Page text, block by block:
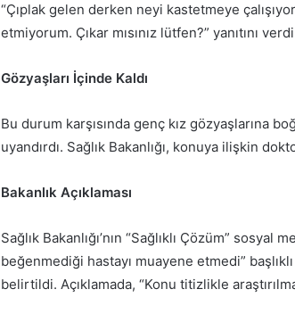
“Çıplak gelen derken neyi kastetmeye
etmiyorum. Çıkar mısınız lütfen?” yanıtını
Gözyaşları İçinde Kaldı
Bu durum karşısında genç kız gözyaşlarına
uyandırdı. Sağlık Bakanlığı, konuya ilişkin
Bakanlık Açıklaması
Sağlık Bakanlığı’nın “Sağlıklı Çözüm” sosyal
beğenmediği hastayı muayene etmedi”
belirtildi. Açıklamada, “Konu titizlikle